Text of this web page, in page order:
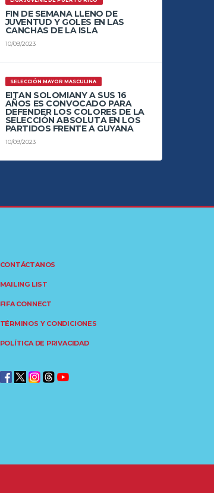
FIN DE SEMANA LLENO DE
JUVENTUD Y GOLES EN LAS
CANCHAS DE LA ISLA
10/09/2023
SELECCIÓN MAYOR MASCULINA
EITAN SOLOMIANY A SUS 16
AÑOS ES CONVOCADO PARA
DEFENDER LOS COLORES DE LA
SELECCIÓN ABSOLUTA EN LOS
PARTIDOS FRENTE A GUYANA
10/09/2023
CONTÁCTANOS
MAILING LIST
FIFA CONNECT
TÉRMINOS Y CONDICIONES
POLÍTICA DE PRIVACIDAD